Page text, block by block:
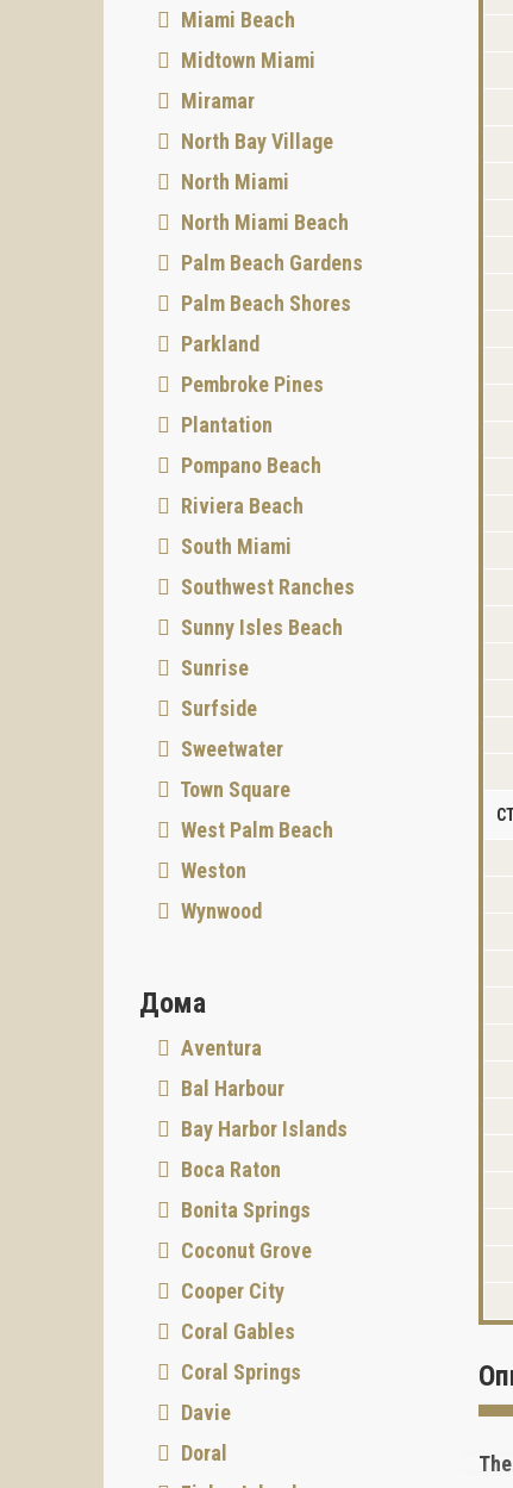
Miami Beach
Midtown Miami
Miramar
North Bay Village
North Miami
North Miami Beach
Palm Beach Gardens
Palm Beach Shores
Parkland
Pembroke Pines
Plantation
Pompano Beach
Riviera Beach
South Miami
Southwest Ranches
Sunny Isles Beach
Sunrise
Surfside
Sweetwater
Town Square
West Palm Beach
Weston
Wynwood
Дома
Aventura
Bal Harbour
Bay Harbor Islands
Boca Raton
Bonita Springs
Coconut Grove
Cooper City
Coral Gables
Coral Springs
Davie
Doral